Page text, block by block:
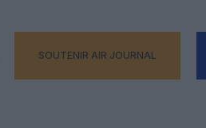
SOUTENIR AIR JOURNAL